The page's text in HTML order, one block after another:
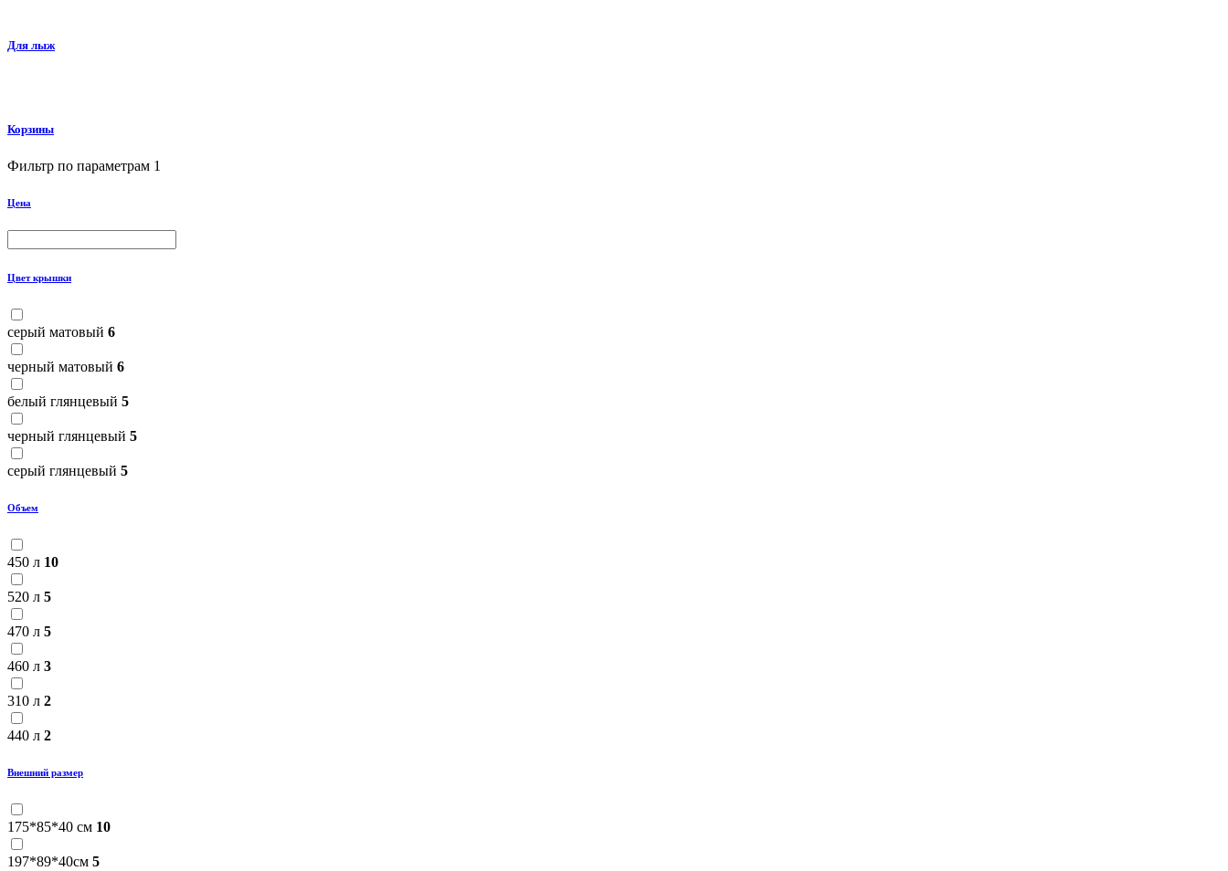
Для лыж
Корзины
Фильтр по параметрам 1
Цена
Цвет крышки
серый матовый 6
черный матовый 6
белый глянцевый 5
черный глянцевый 5
серый глянцевый 5
Объем
450 л 10
520 л 5
470 л 5
460 л 3
310 л 2
440 л 2
Внешний размер
175*85*40 см 10
197*89*40см 5